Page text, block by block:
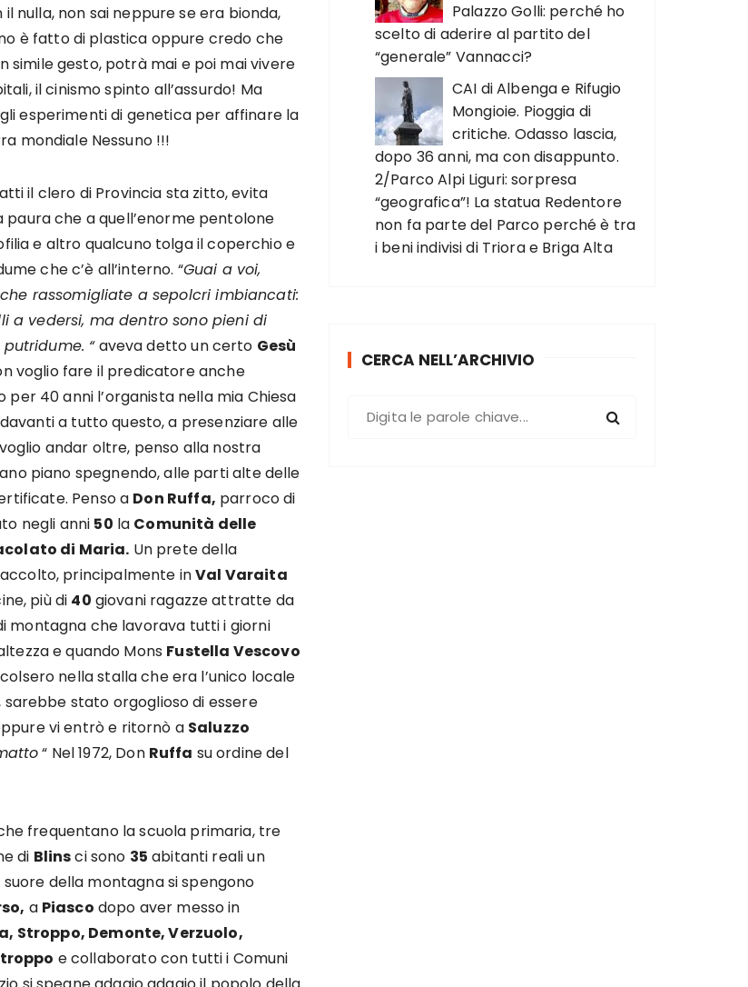
nulla, non sai neppure se era bionda,
è fatto di plastica oppure credo che
simile gesto, potrà mai e poi mai vivere
il cinismo spinto all’assurdo! Ma
esperimenti di genetica per affinare la
mondiale Nessuno !!!
il clero di Provincia sta zitto, evita
paura che a quell’enorme pentolone
e altro qualcuno tolga il coperchio e
che c’è all’interno. “Guai a voi,
rassomigliate a sepolcri imbiancati:
a vedersi, ma dentro sono pieni di
“aveva detto un certo Gesù
voglio fare il predicatore anche
40 anni l’organista nella mia Chiesa
a tutto questo, a presenziare alle
andar oltre, penso alla nostra
piano spegnendo, alle parti alte delle
Penso a Don Ruffa, parroco di
negli anni 50 la Comunità delle
di Maria. Un prete della
principalmente inVal Varaita
più di 40 giovani ragazze attratte da
montagna che lavorava tutti i giorni
e quando Mons Fustella Vescovo
nella stalla che era l’unico locale
stato orgoglioso di essere
vi entrò e ritornò a Saluzzo
“ Nel 1972, Don Ruffa su ordine del
frequentano la scuola primaria, tre
di Blinsci sono 35 abitanti reali un
suore della montagna si spengono
a Piasco dopo aver messo in
Stroppo, Demonte, Verzuolo,
e collaborato con tutti i Comuni
Palazzo Golli: perché ho
scelto di aderire al partito del
“generale” Vannacci?
CAI di Albenga e Rifugio
Mongioie. Pioggia di
critiche. Odasso lascia,
dopo 36 anni, ma con disappunto.
2/Parco Alpi Liguri: sorpresa
“geografica”! La statua Redentore
non fa parte del Parco perché è tra
i beni indivisi di Triora e Briga Alta
CERCA NELL’ARCHIVIO